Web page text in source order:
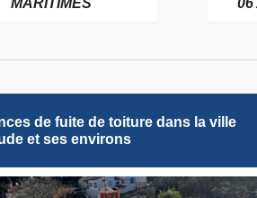
MARITIMES
de fuite de toiture dans la ville
et ses environs